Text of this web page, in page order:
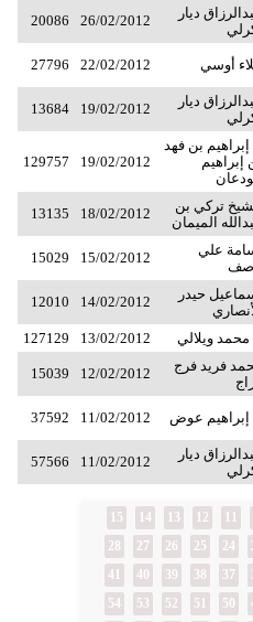
ديار
26/02/2012
20086
أوسي 22/02/2012
27796
ديار
19/02/2012
13684
إبراهيم بن فهد
إبراهيم
19/02/2012
129757
تركي بن
الميمان
18/02/2012
13135
علي
15/02/2012
15029
حيدر
14/02/2012
12010
محمد ويلالي 13/02/2012
127129
فريد فرج
12/02/2012
15039
إبراهيم عوض 11/02/2012
37592
ديار
11/02/2012
57566
12
13
14
15
24
25
26
27
28
37
38
39
40
41
50
51
52
53
54